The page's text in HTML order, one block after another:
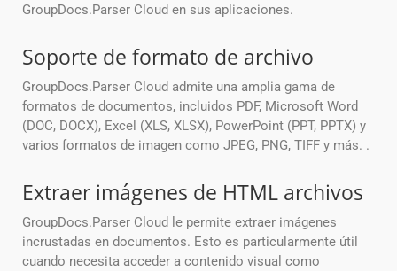
GroupDocs.Parser Cloud en sus aplicaciones.
Soporte de formato de archivo
GroupDocs.Parser Cloud admite una amplia gama de
formatos de documentos, incluidos PDF, Microsoft Word
(DOC, DOCX), Excel (XLS, XLSX), PowerPoint (PPT, PPTX) y
varios formatos de imagen como JPEG, PNG, TIFF y más. .
Extraer imágenes de HTML archivos
GroupDocs.Parser Cloud le permite extraer imágenes
incrustadas en documentos. Esto es particularmente útil
cuando necesita acceder a contenido visual como